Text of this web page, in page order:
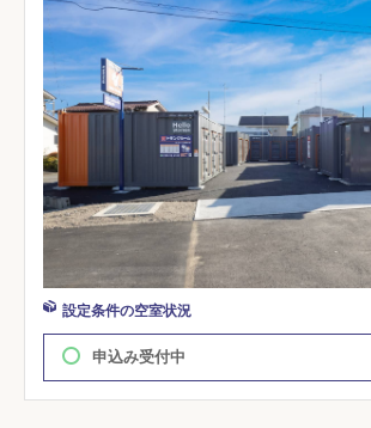
設定条件の空室状況
申込み受付中